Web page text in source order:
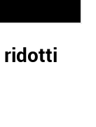
ridotti